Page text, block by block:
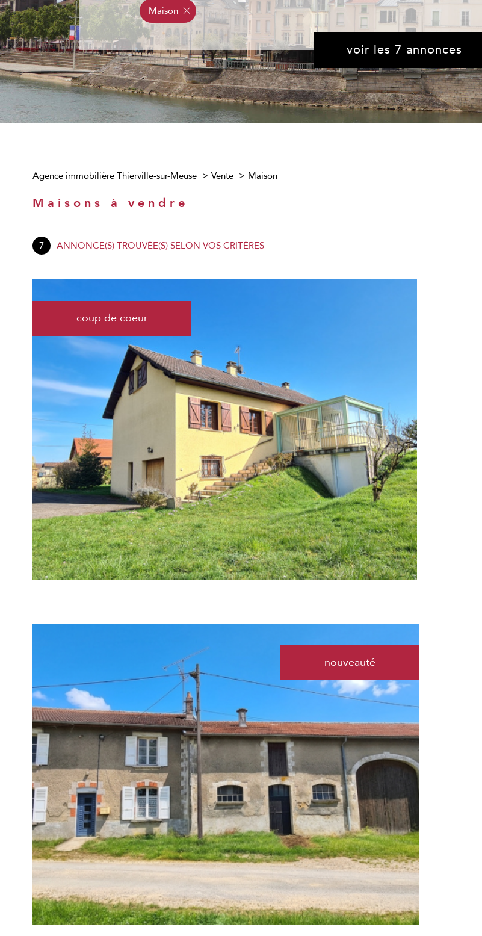
voir les 7 annonces
Maison
Agence immobilière Thierville-sur-Meuse Vente Maison
Maisons à vendre
7 ANNONCE(S) TROUVÉE(S) SELON VOS CRITÈRES
coup de coeur
voir le
bien
nouveauté
voir le
bien